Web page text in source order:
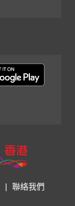
聯絡我們